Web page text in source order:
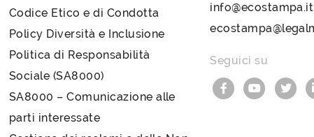
Codice Etico e di Condotta
Policy Diversità e Inclusione
Politica di Responsabilità
Sociale (SA8000)
SA8000 – Comunicazione alle
parti interessate
info@ecostampa.it
Seguici su